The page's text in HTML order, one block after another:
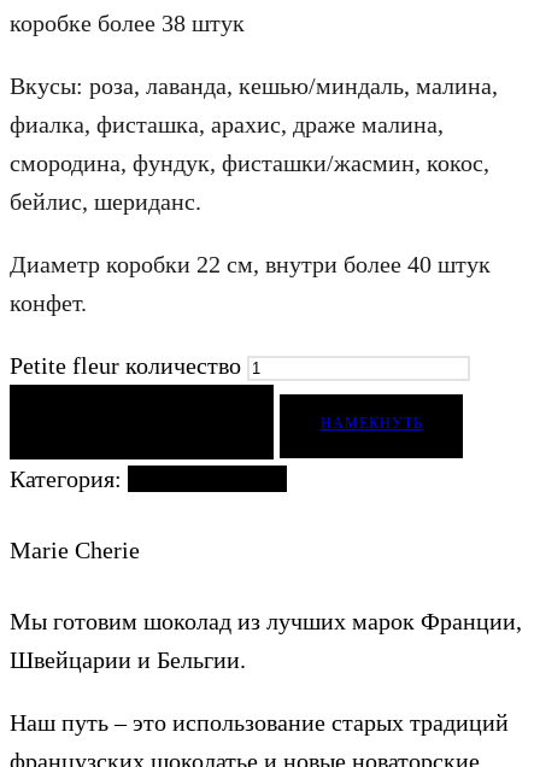
коробке более 38 штук
Вкусы: роза, лаванда, кешью/миндаль, малина,
фиалка, фисташка, арахис, драже малина,
смородина, фундук, фисташки/жасмин, кокос,
бейлис, шериданс.
Диаметр коробки 22 см, внутри более 40 штук
конфет.
Petite fleur количество
НАМЕКНУТЬ
Категория:
Marie Cherie
Мы готовим шоколад из лучших марок Франции,
Швейцарии и Бельгии.
Наш путь – это использование старых традиций
французских шоколатье и новые новаторские